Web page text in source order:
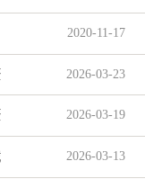
2020-11 -17
2026-03-23
2026-03-19
2026-03-13